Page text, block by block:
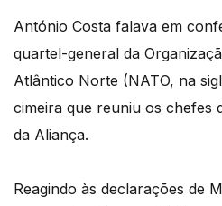
António Costa falava em
quartel-general da
Atlântico Norte (NATO, na
cimeira que reuniu os chefes
da Aliança.
Reagindo às declarações de